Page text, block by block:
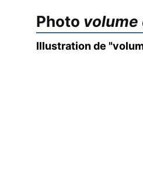
Photo
Illustration de